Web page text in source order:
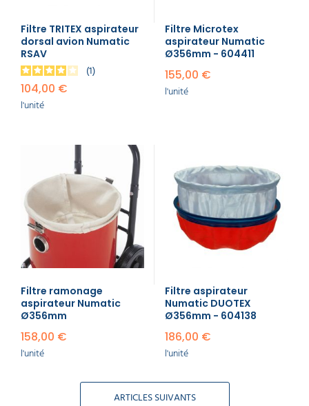
Filtre TRITEX aspirateur
dorsal avion Numatic
RSAV
1
104,00 €
l'unité
Filtre Microtex
aspirateur Numatic
Ø356mm - 604411
155,00 €
l'unité
Filtre ramonage
aspirateur Numatic
Ø356mm
158,00 €
l'unité
Filtre aspirateur
Numatic DUOTEX
Ø356mm - 604138
186,00 €
l'unité
ARTICLES SUIVANTS